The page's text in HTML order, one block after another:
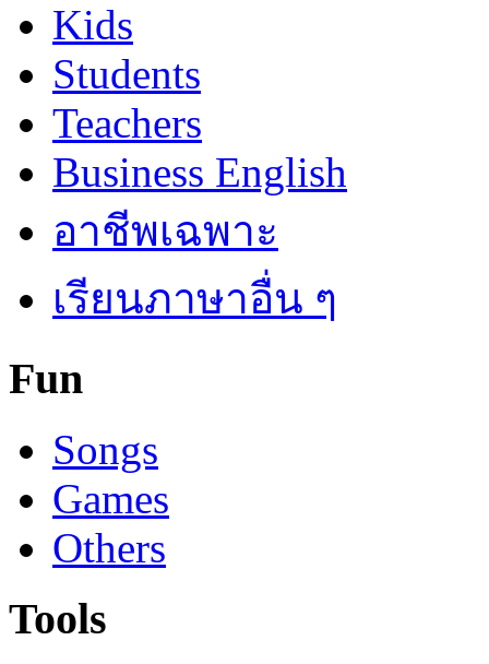
Kids
Students
Teachers
Business English
อาชีพเฉพาะ
เรียนภาษาอื่น ๆ
Fun
Songs
Games
Others
Tools